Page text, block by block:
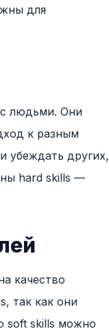
для
людьми. Они
к разным
убеждать других,
hard skills —
качество
так как они
soft skills можно